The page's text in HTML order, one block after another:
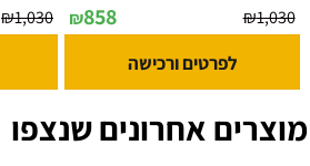
₪1,030
₪858
לפרטים ורכישה
₪1,030
מוצרים אחרונים שנצפו